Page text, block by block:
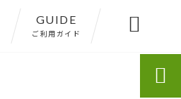
GUIDE
ご利用ガイド 
